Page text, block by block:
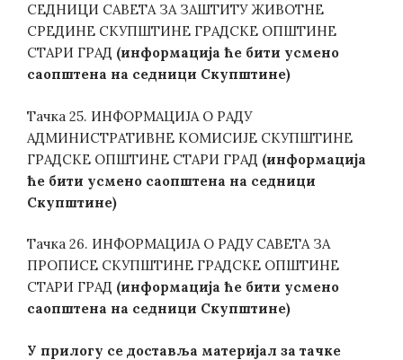
СЕДНИЦИ САВЕТА ЗА ЗАШТИТУ ЖИВОТНЕ
СРЕДИНЕ СКУПШТИНЕ ГРАДСКЕ ОПШТИНЕ
СТАРИ ГРАД (информација ће бити усмено
саопштена на седници Скупштине)
Тачка 25. ИНФОРМАЦИЈА О РАДУ
АДМИНИСТРАТИВНЕ КОМИСИЈЕ СКУПШТИНЕ
ГРАДСКЕ ОПШТИНЕ СТАРИ ГРАД (информација
ће бити усмено саопштена на седници
Скупштине)
Тачка 26. ИНФОРМАЦИЈА О РАДУ САВЕТА ЗА
ПРОПИСЕ СКУПШТИНЕ ГРАДСКЕ ОПШТИНЕ
СТАРИ ГРАД (информација ће бити усмено
саопштена на седници Скупштине)
У прилогу се доставља материјал за тачке